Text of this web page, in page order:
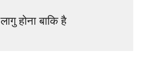
लागु होना बाकि है